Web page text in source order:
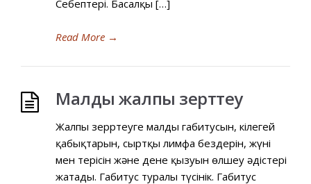
Себептері. Басалқы […]
Read More →
Малды жалпы зерттеу
Жалпы зерртеуге малдың габитусын, кілегей
қабықтарын, сыртқы лимфа бездерін, жүні
мен терісін және дене қызуын өлшеу әдістері
жатады. Габитус туралы түсінік. Габитус